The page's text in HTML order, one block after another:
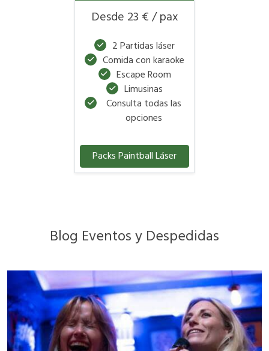
Desde 23 € / pax
2 Partidas láser
Comida con karaoke
Escape Room
Limusinas
Consulta todas las
opciones
Packs Paintball Láser
Blog Eventos y Despedidas